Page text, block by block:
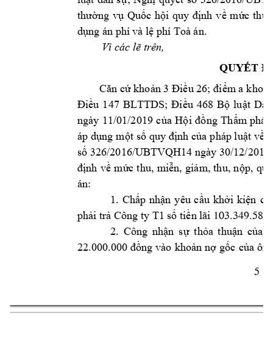
5
thường vụ Quốc hội quy định về mức thu,
dụng án phí và lệ phí Toà án.
Vì các lẽ trên,
QUYẾT
Căn cứ khoản 3 Điều 26; điểm a
Điều 147 BLTTDS; Điều 468 Bộ luật
ngày 11/01/2019 của Hội đồng Thẩm
áp dụng một số quy định của pháp luật về
số 326/2016/UBTVQH14 ngày 30/12/
định về mức thu, miễn, giảm, thu, nộp,
án:
1. Chấp nhận yêu cầu khởi kiện
phải trả Công ty T1 số tiền lãi 103.349.589
2. Công nhận sự thỏa thuận của
22.000.000 đồng vào khoản nợ gốc của